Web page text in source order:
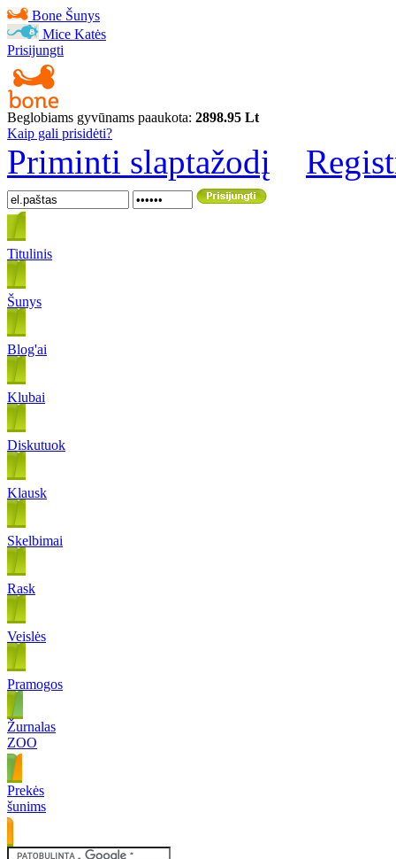
Bone Šunys
Mice Katės
Prisijungti
Beglobiams gyvūnams paaukota: 2898.95 Lt
Kaip gali prisidėti?
Priminti slaptažodį
Titulinis
Šunys
Blog'ai
Klubai
Diskutuok
Klausk
Skelbimai
Rask
Veislės
Pramogos
Žurnalas
ZOO
Prekės
šunims